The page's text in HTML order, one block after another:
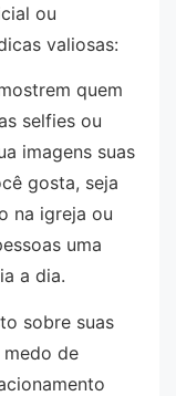
ou
valiosas:
quem
selfies ou
imagens suas
gosta, seja
na igreja ou
uma
a dia.
sobre suas
de